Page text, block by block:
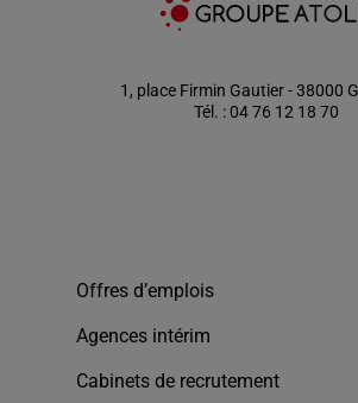
1, place Firmin Gautier - 38000
Tél. : 04 76 12 18 70
Offres d’emplois
Agences intérim
Cabinets de recrutement